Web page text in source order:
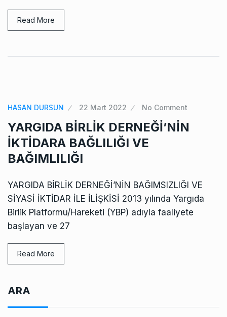
Read More
HASAN DURSUN 22 Mart 2022 No Comment
YARGIDA BİRLİK DERNEĞİ’NİN
İKTİDARA BAĞLILIĞI VE
BAĞIMLILIĞI
YARGIDA BİRLİK DERNEĞİ’NİN BAĞIMSIZLIĞI VE
SİYASİ İKTİDAR İLE İLİŞKİSİ 2013 yılında Yargıda
Birlik Platformu/Hareketi (YBP) adıyla faaliyete
başlayan ve 27
Read More
ARA